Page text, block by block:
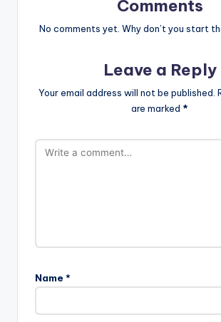
Comments
No comments yet. Why don’t you start
Leave a Reply
Your email address will not be published.
are marked *
Name *